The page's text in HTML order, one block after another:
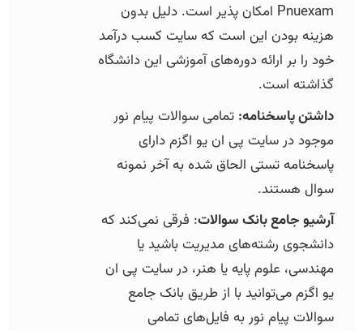
Pnuexam امکان پذیر است. دلیل بدون
هزینه بودن این است که سایت کسب درآمد
خود را بر ارائه دوره‌های آموزشی این دانشگاه
گذاشته است.
داشتن پاسخنامه: تمامی سوالات پیام نور
موجود در سایت پی ان یو اگزم دارای
پاسخنامه تستی الحاق شده به آخر نمونه
سوال هستند.
آرشیو جامع بانک سوالات: فرقی نمی‌کند که
دانشجوی رشته‌های مدیریت باشید یا
مهندسی، علوم پایه یا هنر، در سایت پی ان
یو اگزم می‌توانید با از طریق بانک جامع
سوالات پیام نور به فایل‌های تمامی